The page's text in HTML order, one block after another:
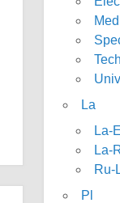
La
La-
La-
Ru-
Pl